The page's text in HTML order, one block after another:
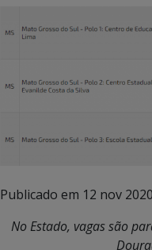
Publicado em 12 nov 2020
No Estado, vagas são